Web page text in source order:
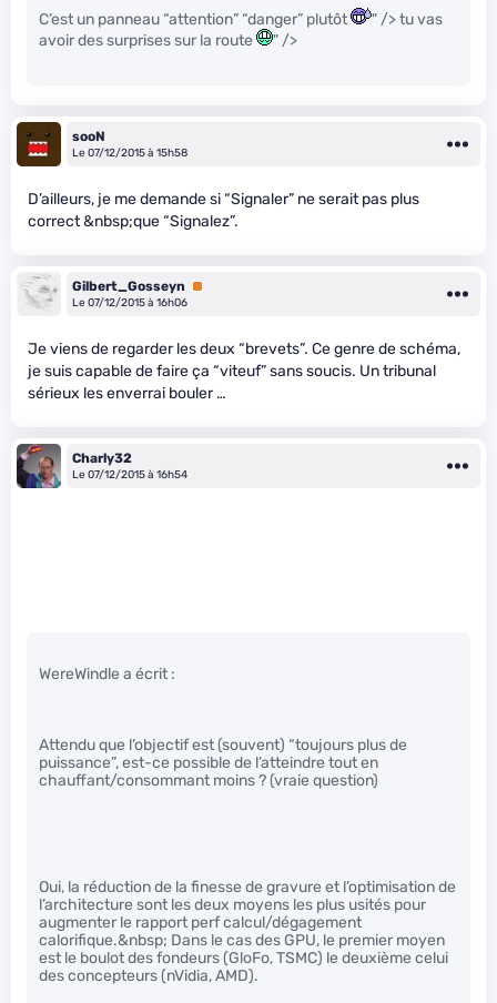
C’est un panneau “attention” “danger” plutôt
" /> tu vas
avoir des surprises sur la route
" />
sooN
Le 07/12/2015 à 15h58
D’ailleurs, je me demande si “Signaler” ne serait pas plus
correct &nbsp;que “Signalez”.
Gilbert_Gosseyn
Premium
Le 07/12/2015 à 16h06
Je viens de regarder les deux “brevets”. Ce genre de schéma,
je suis capable de faire ça “viteuf” sans soucis. Un tribunal
sérieux les enverrai bouler …
Charly32
Le 07/12/2015 à 16h54
WereWindle a écrit :
Attendu que l’objectif est (souvent) “toujours plus de
puissance”, est-ce possible de l’atteindre tout en
chauffant/consommant moins ? (vraie question)
Oui, la réduction de la finesse de gravure et l’optimisation de
l’architecture sont les deux moyens les plus usités pour
augmenter le rapport perf calcul/dégagement
calorifique.&nbsp; Dans le cas des GPU, le premier moyen
est le boulot des fondeurs (GloFo, TSMC) le deuxième celui
des concepteurs (nVidia, AMD).